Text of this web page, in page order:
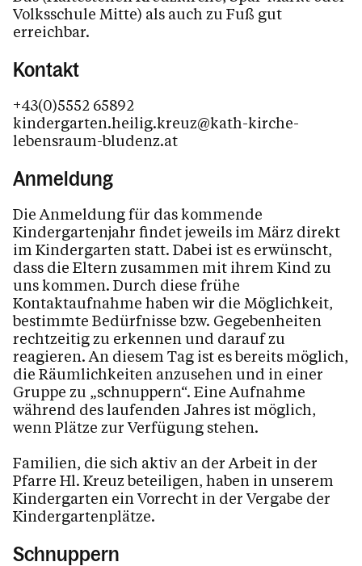
Volksschule Mitte) als auch zu Fuß gut
erreichbar.
Kontakt
+43(0)5552 65892
kindergarten.heilig.kreuz@kath-kirche-
lebensraum-bludenz.at
Anmeldung
Die Anmeldung für das kommende
Kindergartenjahr findet jeweils im März direkt
im Kindergarten statt. Dabei ist es erwünscht,
dass die Eltern zusammen mit ihrem Kind zu
uns kommen. Durch diese frühe
Kontaktaufnahme haben wir die Möglichkeit,
bestimmte Bedürfnisse bzw. Gegebenheiten
rechtzeitig zu erkennen und darauf zu
reagieren. An diesem Tag ist es bereits möglich,
die Räumlichkeiten anzusehen und in einer
Gruppe zu „schnuppern“. Eine Aufnahme
während des laufenden Jahres ist möglich,
wenn Plätze zur Verfügung stehen.
Familien, die sich aktiv an der Arbeit in der
Pfarre Hl. Kreuz beteiligen, haben in unserem
Kindergarten ein Vorrecht in der Vergabe der
Kindergartenplätze.
Schnuppern